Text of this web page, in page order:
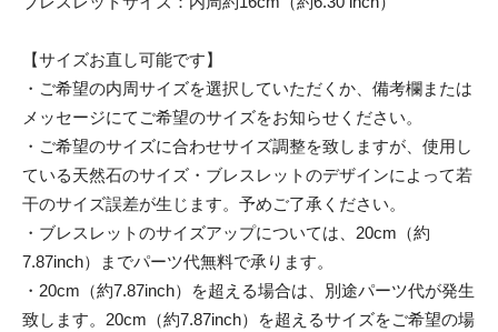
【サイズお直し可能です】
・ご希望の内周サイズを選択していただくか、備考欄または
メッセージにてご希望のサイズをお知らせください。
・ご希望のサイズに合わせサイズ調整を致しますが、使用し
ている天然石のサイズ・ブレスレットのデザインによって若
干のサイズ誤差が生じます。予めご了承ください。
・ブレスレットのサイズアップについては、20cm（約
7.87inch）までパーツ代無料で承ります。
・20cm（約7.87inch）を超える場合は、別途パーツ代が発生
致します。20cm（約7.87inch）を超えるサイズをご希望の場